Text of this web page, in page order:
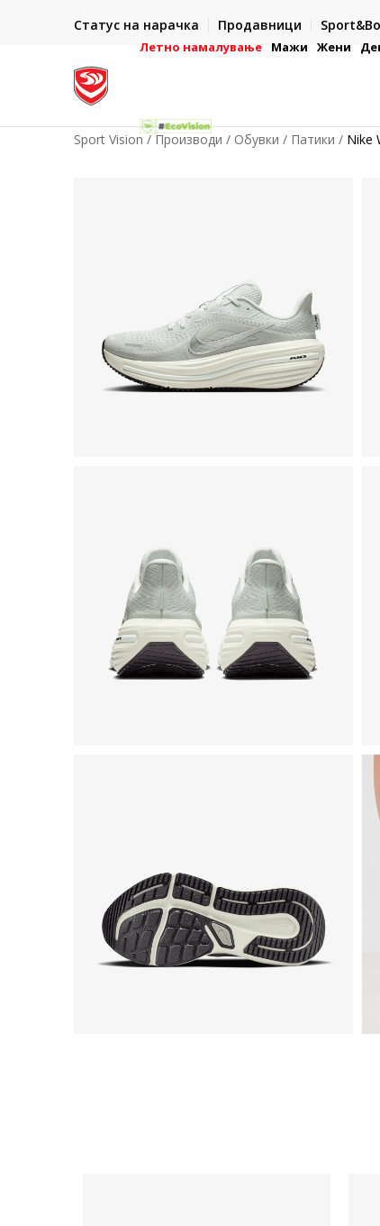
Статус на нарачка Продавници
- на сите нарачки во готово или со електронска
Летно намалување Мажи Жени
Sport Vision Производи Обувки Патики Nike